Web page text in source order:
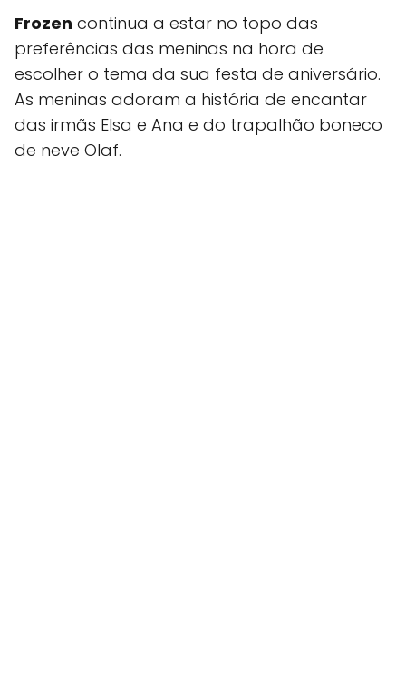
Frozen continua a estar no topo das
preferências das meninas na hora de
escolher o tema da sua festa de aniversário.
As meninas adoram a história de encantar
das irmãs Elsa e Ana e do trapalhão boneco
de neve Olaf.